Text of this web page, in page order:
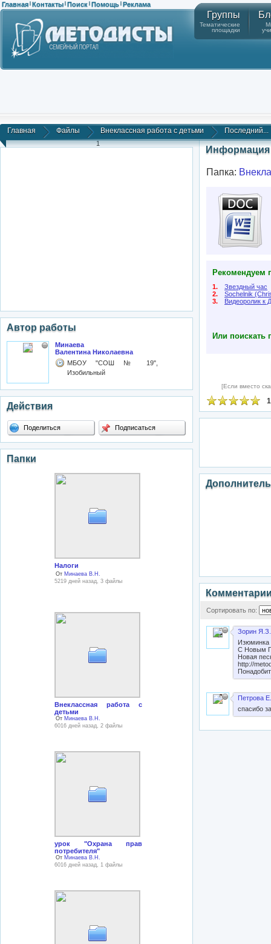
Главная | Контакты | Поиск | Помощь | Реклама
Группы
Тематические
площадки
Главная Файлы Внеклассная работа с детьми Последний...
1
Автор работы
Минаева
Валентина Николаевна
МБОУ "СОШ № 19",
Изобильный
Действия
Поделиться Подписаться
Папки
Налоги
От Минаева В.Н.
5219 дней назад, 3 файлы
Внеклассная работа с
детьми
От Минаева В.Н.
6016 дней назад, 2 файлы
урок "Охрана прав
потребителя"
От Минаева В.Н.
6016 дней назад, 1 файлы
Информация
Папка:
Рекомендуем
1.
Звездный час
2.
Sochelnik
3.
Видеоролик к
Или поискать
[Если вместо
Сортировать по:
Зорин Я.З.
Изюминка
С Новым
Новая
http://
Петрова
спасибо